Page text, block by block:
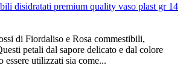
disidratati premium quality vaso plast gr 14
di Fiordaliso e Rosa commestibili,
petali dal sapore delicato e dal colore
essere utilizzati sia come...